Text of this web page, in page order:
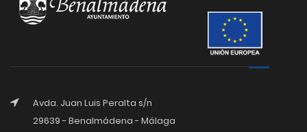
Avda. Juan Luis Peralta s/n
29639 - Benalmádena - Málaga